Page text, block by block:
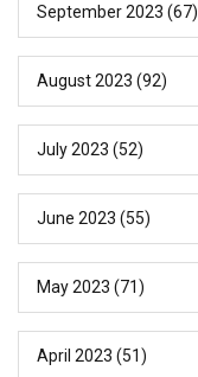
September 2023 (67)
August 2023 (92)
July 2023 (52)
June 2023 (55)
May 2023 (71)
April 2023 (51)